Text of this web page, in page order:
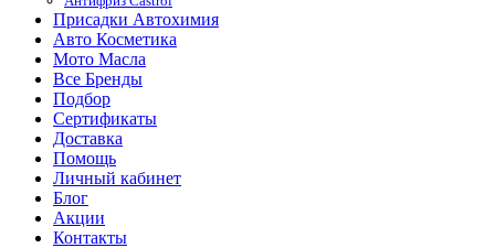
Присадки Автохимия
Авто Косметика
Мото Масла
Все Бренды
Подбор
Сертификаты
Доставка
Помощь
Личный кабинет
Блог
Акции
Контакты